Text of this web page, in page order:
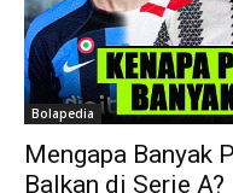
Bolapedia
Mengapa Banyak
Balkan di Serie A?